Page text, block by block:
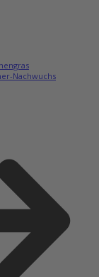
Nachwuchs